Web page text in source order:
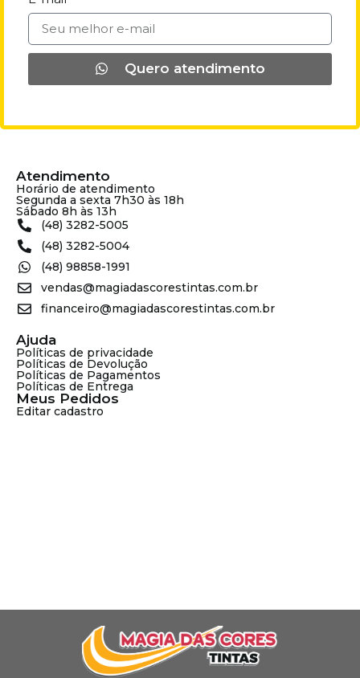
Quero atendimento
Atendimento
Horário de atendimento
Segunda a sexta 7h30 às 18h
Sábado 8h às 13h
(48) 3282-5005
(48) 3282-5004
(48) 98858-1991
vendas@magiadascorestintas.com.br
financeiro@magiadascorestintas.com.br
Ajuda
Políticas de privacidade
Políticas de Devolução
Políticas de Pagamentos
Políticas de Entrega
Meus Pedidos
Editar cadastro